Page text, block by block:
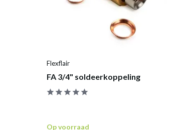
Flexflair
FA 3/4" soldeerkoppeling
Op voorraad